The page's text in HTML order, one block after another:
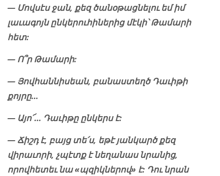
— Մովսէս ջան, քեզ ծանօթացնելու եմ իմ
լաւագոյն ընկերուհիներից մէկի՝ Թամարի
հետ:
— Ո՞ր Թամարի:
— Յովհաննիսեան, բանաստեղծ Դաւիթի
քոյրը…
— Այո՜… Դաւիթը ընկերս է:
— Ճիշդ է, բայց տե՛ս, եթէ յանկարծ քեզ
վիրաւորի, չպէտք է նեղանաս նրանից,
որովհետեւնա «պզիկներով» է: Դու նրան